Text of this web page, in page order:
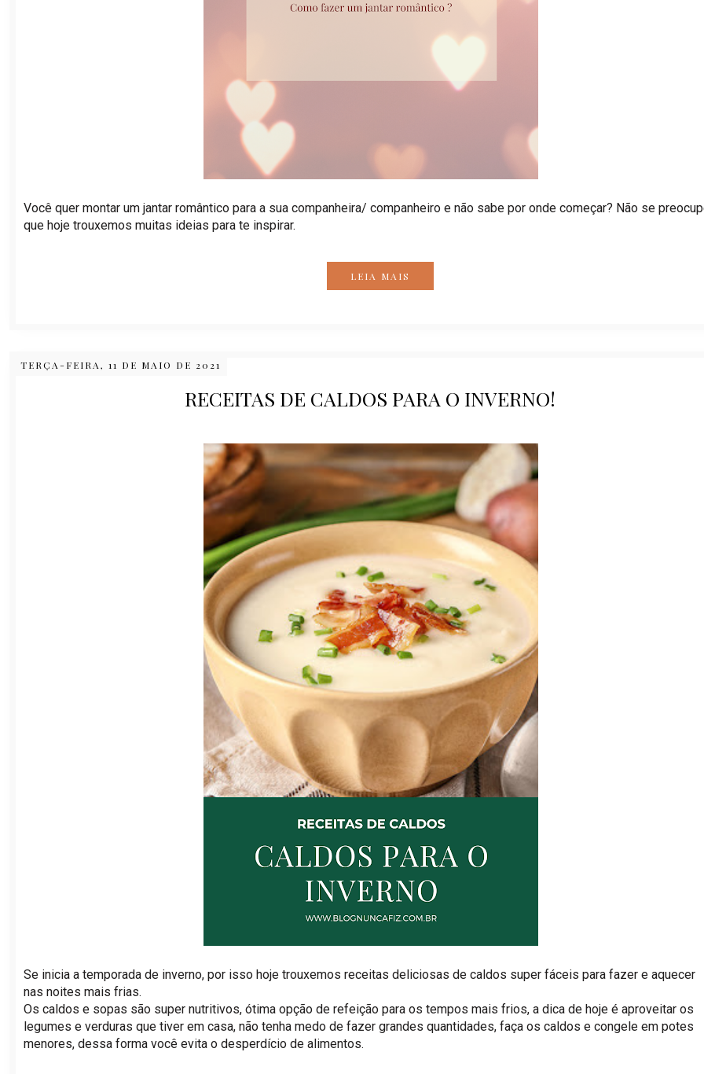
Você quer montar um jantar romântico para a sua companheira/ companheiro e não sabe por onde começar? Não se
que hoje trouxemos muitas ideias para te inspirar.
LEIA MAIS
TERÇA-FEIRA, 11 DE MAIO DE 2021
RECEITAS DE CALDOS PARA O INVERNO!
Se inicia a temporada de inverno, por isso hoje trouxemos receitas deliciosas de caldos super fáceis para fazer e aquecer
nas noites mais frias.
Os caldos e sopas são super nutritivos, ótima opção de refeição para os tempos mais frios, a dica de hoje é aproveitar os
legumes e verduras que tiver em casa, não tenha medo de fazer grandes quantidades, faça os caldos e congele em potes
menores, dessa forma você evita o desperdício de alimentos.